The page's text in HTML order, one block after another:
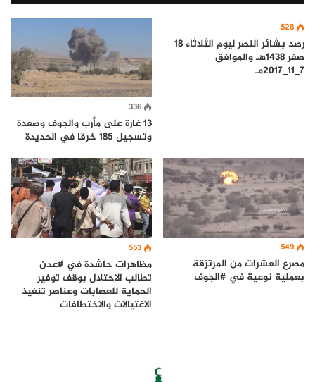
528
رصد بشائر النصر ليوم الثلاثاء 18
صفر 1438هـ والموافق
7_11_2017مـ
336
13 غارة على مأرب والجوف وصعدة
وتسجيل 185 خرقا في الحديدة
549
مصرع العشرات من المرتزقة
بعملية نوعية في #الجوف
553
مظاهرات حاشدة في #عدن
تطالب الاحتلال بوقف توفير
الحماية للعصابات وعناصر تنفيذ
الاغتيالات والاختطافات